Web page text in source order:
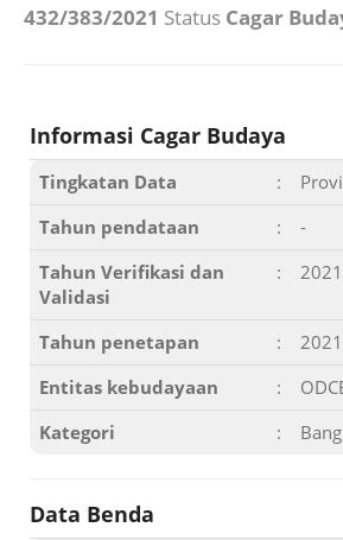
432/383/2021 Status Cagar
Informasi Cagar Budaya
Tingkatan Data :
Tahun pendataan
:
-
Tahun Verifikasi dan
Validasi
: 2021
Tahun penetapan :
2021
Entitas kebudayaan
:
Kategori
:
Data Benda